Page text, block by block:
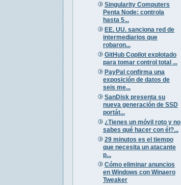
Singularity Computers
Penta Node: controla
hasta 5...
EE. UU. sanciona red de
intermediarios que
robaron...
GitHub Copilot explotado
para tomar control total ...
PayPal confirma una
exposición de datos de
seis me...
SanDisk presenta su
nueva generación de SSD
portát...
¿Tienes un móvil roto y no
sabes qué hacer con él?...
29 minutos es el tiempo
que necesita un atacante
p...
Cómo eliminar anuncios
en Windows con Winaero
Tweaker